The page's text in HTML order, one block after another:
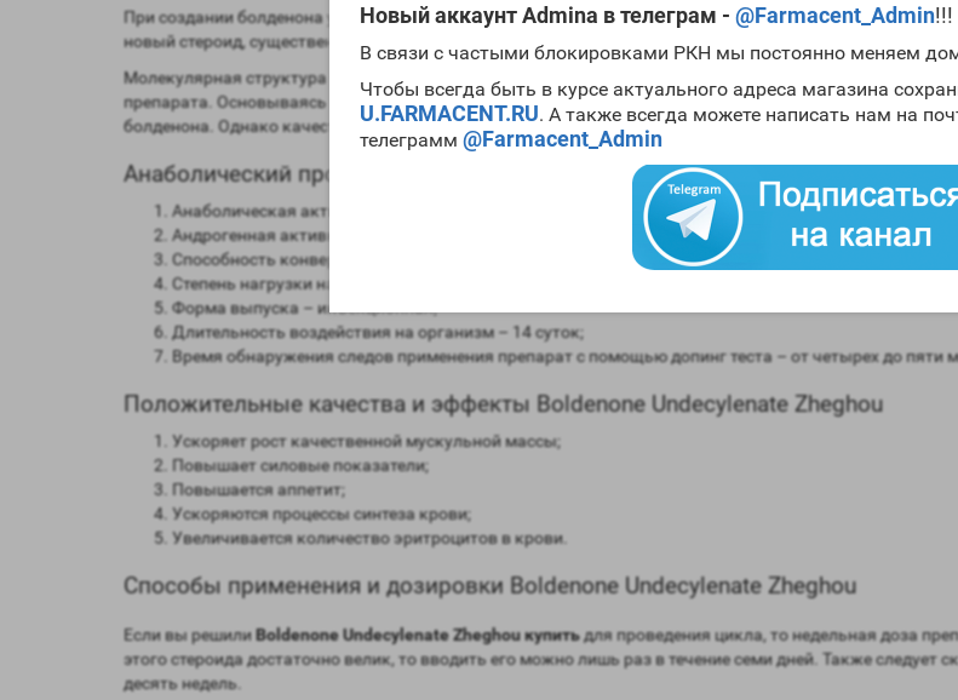
Новый аккаунт Admina в телеграм - @Farmacent_Admin!!!
В связи с частыми блокировками РКН мы постоянно меняем
Чтобы всегда быть в курсе актуального адреса магазина
U.FARMACENT.RU. А также всегда можете написать нам на
телеграмм @Farmacent_Admin
При создании болденона ученые поставили перед собой целью увеличить длительность воздействия
новый стероид, существенно отличающийся своими свойствами от метандиенона. В то же время
Молекулярная структура болденона напоминает мужской гормон, но благодаря лишь одному
препарата. Основываясь на практическом опыте, можно смело утверждать, что в сравнении с
болденона. Однако качество массы при этом будет выше. Заметим, чтоBoldenone Undecylenate
Анаболический профиль Boldenone Undecylenate Zheghou
Анаболическая активность – 100 процентов в сравнении мужским гормоном;
Андрогенная активность – 50 процентов в сравнении с мужским гормоном;
Способность конвертироваться в женские гормоны (ароматизация) – слабая;
Степень нагрузки на печень – отсутствует;
Форма выпуска – инъекционная;
Длительность воздействия на организм – 14 суток;
Время обнаружения следов применения препарат с помощью допинг теста – от четырех до пяти
Положительные качества и эффекты Boldenone Undecylenate Zheghou
Ускоряет рост качественной мускульной массы;
Повышает силовые показатели;
Повышается аппетит;
Ускоряются процессы синтеза крови;
Увеличивается количество эритроцитов в крови.
Способы применения и дозировки Boldenone Undecylenate Zheghou
Если вы решилиBoldenone Undecylenate Zheghou купитьдля проведения цикла, то недельная доза
этого стероида достаточно велик, то вводить его можно лишь раз в течение семи дней. Также следует
десять недель.